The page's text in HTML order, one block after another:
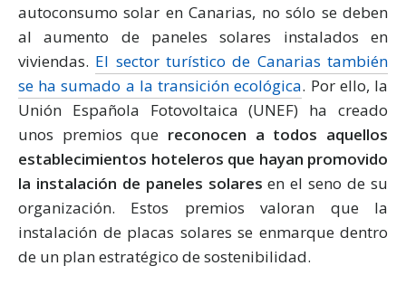
autoconsumo solar en Canarias, no sólo se deben
al aumento de paneles solares instalados en
viviendas. El sector turístico de Canarias también
se ha sumado a la transición ecológica. Por ello, la
Unión Española Fotovoltaica (UNEF) ha creado
unos premios que reconocen a todos aquellos
establecimientos hoteleros que hayan promovido
la instalación de paneles solares en el seno de su
organización. Estos premios valoran que la
instalación de placas solares se enmarque dentro
de un plan estratégico de sostenibilidad.